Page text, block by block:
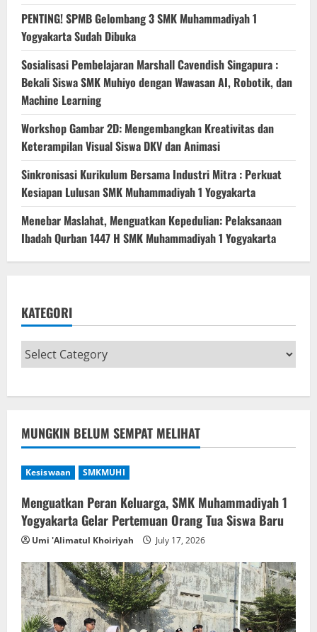
PENTING! SPMB Gelombang 3 SMK Muhammadiyah 1
Yogyakarta Sudah Dibuka
Sosialisasi Pembelajaran Marshall Cavendish Singapura :
Bekali Siswa SMK Muhiyo dengan Wawasan AI, Robotik, dan
Machine Learning
Workshop Gambar 2D: Mengembangkan Kreativitas dan
Keterampilan Visual Siswa DKV dan Animasi
Sinkronisasi Kurikulum Bersama Industri Mitra : Perkuat
Kesiapan Lulusan SMK Muhammadiyah 1 Yogyakarta
Menebar Maslahat, Menguatkan Kepedulian: Pelaksanaan
Ibadah Qurban 1447 H SMK Muhammadiyah 1 Yogyakarta
KATEGORI
MUNGKIN BELUM SEMPAT MELIHAT
Kesiswaan SMKMUHI
Menguatkan Peran Keluarga, SMK Muhammadiyah 1
Yogyakarta Gelar Pertemuan Orang Tua Siswa Baru
Umi 'Alimatul Khoiriyah July 17, 2026